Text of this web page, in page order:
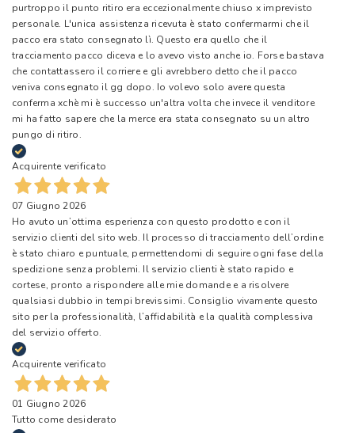
purtroppo il punto ritiro era eccezionalmente chiuso x imprevisto
personale. L'unica assistenza ricevuta è stato confermarmi che il
pacco era stato consegnato lì. Questo era quello che il
tracciamento pacco diceva e lo avevo visto anche io. Forse bastava
che contattassero il corriere e gli avrebbero detto che il pacco
veniva consegnato il gg dopo. Io volevo solo avere questa
conferma xchè mi è successo un'altra volta che invece il venditore
mi ha fatto sapere che la merce era stata consegnato su un altro
pungo di ritiro.
Acquirente verificato
07 Giugno 2026
Ho avuto un’ottima esperienza con questo prodotto e con il
servizio clienti del sito web. Il processo di tracciamento dell’ordine
è stato chiaro e puntuale, permettendomi di seguire ogni fase della
spedizione senza problemi. Il servizio clienti è stato rapido e
cortese, pronto a rispondere alle mie domande e a risolvere
qualsiasi dubbio in tempi brevissimi. Consiglio vivamente questo
sito per la professionalità, l’affidabilità e la qualità complessiva
del servizio offerto.
Acquirente verificato
01 Giugno 2026
Tutto come desiderato